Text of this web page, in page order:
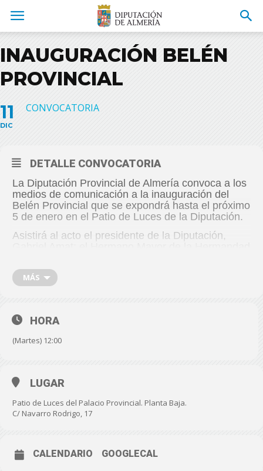
INAUGURACIÓN BELÉN
PROVINCIAL
11
DIC
CONVOCATORIA
DETALLE CONVOCATORIA
La Diputación Provincial de Almería convoca a los
medios de comunicación a la inauguración del
Belén Provincial que se expondrá hasta el próximo
5 de enero en el Patio de Luces de la Diputación.
Asistirá al acto el presidente de la Diputación,
de la Hermandad, Tomás Cano, el canónigo de la
Catedral de Almería, Víctor Montoya, José Miras,
García y otros diputados provinciales.
MÁS
HORA
(Martes) 12:00
LUGAR
Patio de Luces del Palacio Provincial. Planta Baja.
C/ Navarro Rodrigo, 17
CALENDARIO GOOGLECAL